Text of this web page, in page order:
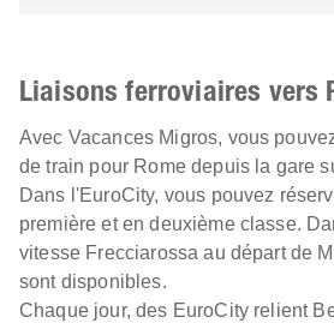
Liaisons ferroviaires vers
Avec Vacances Migros, vous
de train pour Rome depuis la gare
Dans l'EuroCity, vous pouvez
première et en deuxième classe.
vitesse Frecciarossa au départ de
sont disponibles.
Chaque jour, des EuroCity relient